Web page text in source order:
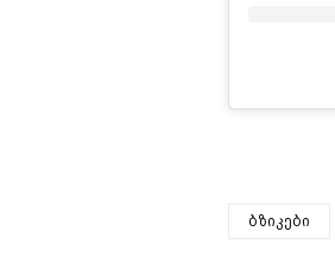
ბზიკები